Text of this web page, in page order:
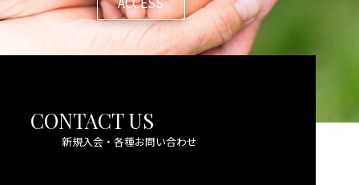
CONTACT US
新規入会・各種お問い合わせ